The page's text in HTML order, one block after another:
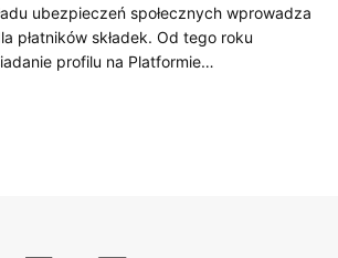
ubezpieczeń społecznych wprowadza
płatników składek. Od tego roku
profilu na Platformie…